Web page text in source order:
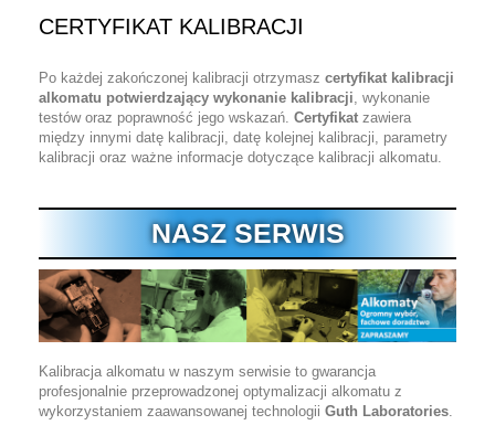
CERTYFIKAT KALIBRACJI
Po każdej zakończonej kalibracji otrzymasz certyfikat kalibracji
alkomatu potwierdzający wykonanie kalibracji , wykonanie
testów oraz poprawność jego wskazań. Certyfikat zawiera
między innymi datę kalibracji, datę kolejnej kalibracji, parametry
kalibracji oraz ważne informacje dotyczące kalibracji alkomatu.
NASZ SERWIS
Kalibracja alkomatu w naszym serwisie to gwarancja
profesjonalnie przeprowadzonej optymalizacji alkomatu z
wykorzystaniem zaawansowanej technologii Guth Laboratories.